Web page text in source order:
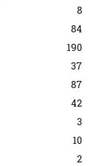
8
84
190
37
87
42
3
10
2